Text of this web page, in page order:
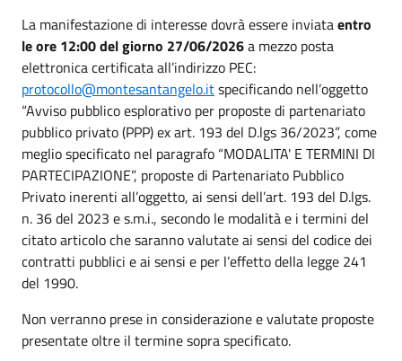
La manifestazione di interesse dovrà essere inviataentro
le ore 12:00 del giorno 27/06/2026a mezzo posta
elettronica certificata all’indirizzo PEC:
protocollo@montesantangelo.itspecificando nell’oggetto
“Avviso pubblico esplorativo per proposte di partenariato
pubblico privato (PPP) ex art. 193 del D.lgs 36/2023”, come
meglio specificato nel paragrafo “MODALITA' E TERMINI DI
PARTECIPAZIONE”, proposte di Partenariato Pubblico
Privato inerenti all’oggetto, ai sensi dell’art. 193 del D.lgs.
n. 36 del 2023 e s.m.i., secondo le modalità e i termini del
citato articolo che saranno valutate ai sensi del codice dei
contratti pubblici e ai sensi e per l’effetto della legge 241
del 1990.
Non verranno prese in considerazione e valutate proposte
presentate oltre il termine sopra specificato.